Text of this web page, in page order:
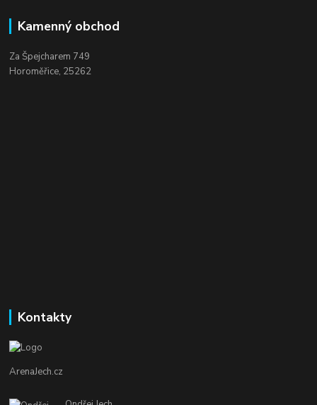
Kamenný obchod
Za Špejcharem 749
Horoměřice, 25262
Kontakty
ArenaJech.cz